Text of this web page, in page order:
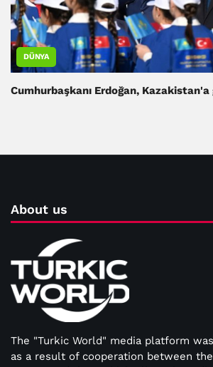
DÜNYA
Cumhurbaşkanı Erdoğan, Kazakistan'a
About us
The "Turkic World" media platform
as a result of cooperation between